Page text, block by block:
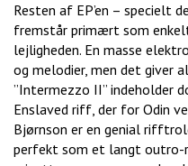
Resten af EP’en – specielt
fremstår primært som
lejligheden. En masse
og melodier, men det giver
”Intermezzo II” indeholder
Enslaved riff, der for Odin
Bjørnson er en genial
perfekt som et langt outro-